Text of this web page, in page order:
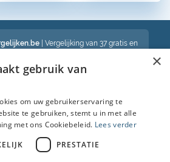
| Vergelijking van 37 gratis en
vergelijking van gratis en betalende
in België
Bekijk ook :
Spaarrekening
×
gebruik van
om uw gebruikerservaring te
te gebruiken, stemt u in met alle
met ons Cookiebeleid. Lees verder
PRESTATIE